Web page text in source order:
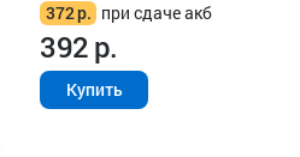
372р. при сдаче акб
392р.
Купить